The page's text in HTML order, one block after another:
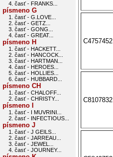
4. časť - FRANKS...
písmeno G
1. časť - G.LOVE...
2. časť - GETZ...
3. časť - GONG...
4. časť - GREAT...
písmeno H
1. časť - HACKETT...
2. časť - HANCOCK...
3. časť - HARTMAN...
4. časť - HEROES...
5. časť - HOLLIES...
6. časť - HUBBARD...
písmeno CH
1. časť - CHALOFF...
2. časť - CHRISTY...
písmeno I
1. časť - I MUVRINI...
2. časť - INFECTIOUS...
písmeno J
1. časť - J GEILS...
2. časť - JARREAU...
3. časť - JEWEL...
4. časť - JOURNEY...
C4757452
C8107832